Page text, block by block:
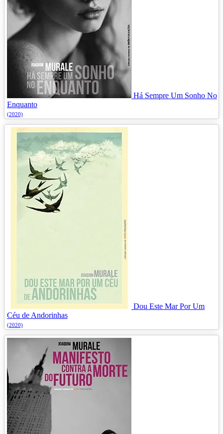
Há Sempre Um Sonho No
Enquanto
(2020)
Dou Este Mar Por Um
Céu de Andorinhas
(2020)